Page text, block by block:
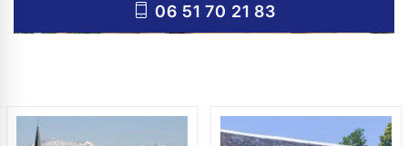
06 51 70 21 83